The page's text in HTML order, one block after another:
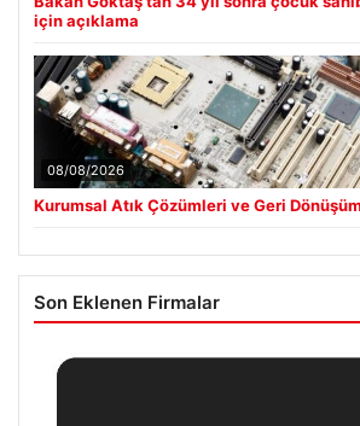
için açıklama
08/08/2026
Kurumsal Atık Çözümleri ve Geri Dönüşüm
Son Eklenen Firmalar